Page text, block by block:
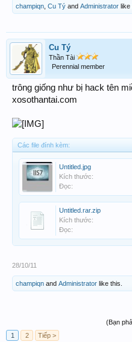
champiqn Cu Tý and Administrator like
Cu Tý
Thần Tài
Perennial member
trông giống như bị hack tên
xosothantai.com
Các file đính kèm:
Untitled.jpg
Kích thước:
Đọc:
Untitled.rar.zip
Kích thước:
Đọc:
28/10/11
champiqn and Administrator like this.
(Bạn
1
2 Tiếp >